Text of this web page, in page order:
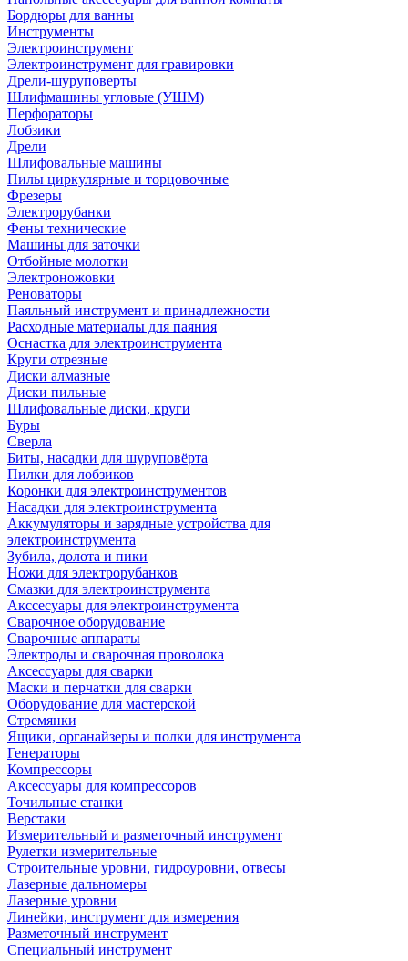
Бордюры для ванны
Инструменты
Электроинструмент
Электроинструмент для гравировки
Дрели-шуруповерты
Шлифмашины угловые (УШМ)
Перфораторы
Лобзики
Дрели
Шлифовальные машины
Пилы циркулярные и торцовочные
Фрезеры
Электрорубанки
Фены технические
Машины для заточки
Отбойные молотки
Электроножовки
Реноваторы
Паяльный инструмент и принадлежности
Расходные материалы для паяния
Оснастка для электроинструмента
Круги отрезные
Диски алмазные
Диски пильные
Шлифовальные диски, круги
Буры
Сверла
Биты, насадки для шуруповёрта
Пилки для лобзиков
Коронки для электроинструментов
Насадки для электроинструмента
Аккумуляторы и зарядные устройства для
электроинструмента
Зубила, долота и пики
Ножи для электрорубанков
Смазки для электроинструмента
Акссесуары для электроинструмента
Сварочное оборудование
Сварочные аппараты
Электроды и сварочная проволока
Аксессуары для сварки
Маски и перчатки для сварки
Оборудование для мастерской
Стремянки
Ящики, органайзеры и полки для инструмента
Генераторы
Компрессоры
Аксессуары для компрессоров
Точильные станки
Верстаки
Измерительный и разметочный инструмент
Рулетки измерительные
Строительные уровни, гидроуровни, отвесы
Лазерные дальномеры
Лазерные уровни
Линейки, инструмент для измерения
Разметочный инструмент
Специальный инструмент